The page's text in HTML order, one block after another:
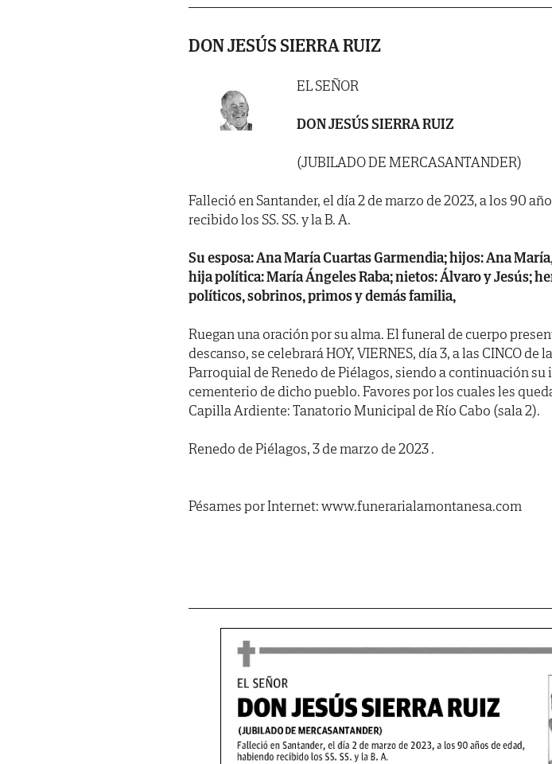
DON JESÚS SIERRA RUIZ
EL SEÑOR
DON JESÚS SIERRA RUIZ
(JUBILADO DE MERCASANTANDER)
Falleció en Santander, el día 2 de marzo de 2023, a los 90
recibido los SS. SS. y la B. A.
Su esposa: Ana María Cuartas Garmendia; hijos: Ana
hija política: María Ángeles Raba; nietos: Álvaro y Jesús;
políticos, sobrinos, primos y demás familia,
Ruegan una oración por su alma. El funeral de cuerpo
descanso, se celebrará HOY, VIERNES, día 3, a las CINCO de
Parroquial de Renedo de Piélagos, siendo a continuación
cementerio de dicho pueblo. Favores por los cuales les
Capilla Ardiente: Tanatorio Municipal de Río Cabo (sala 2).
Renedo de Piélagos, 3 de marzo de 2023 .
Pésames por Internet: www.funerarialamontanesa.com